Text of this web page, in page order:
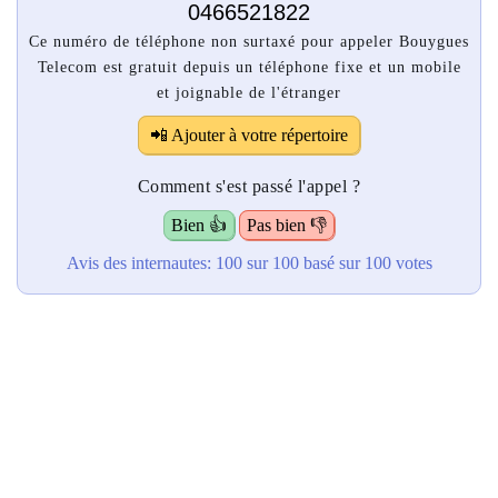
0466521822
Ce numéro de téléphone non surtaxé pour appeler Bouygues
Telecom est gratuit depuis un téléphone fixe et un mobile
et joignable de l'étranger
📲 Ajouter à votre répertoire
Comment s'est passé l'appel ?
Bien 👍
Pas bien 👎
Avis des internautes: 100sur 100basé sur 100votes